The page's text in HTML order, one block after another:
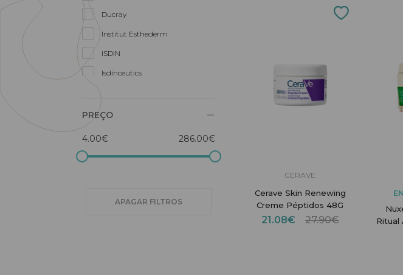
Ducray
Institut Esthederm
ISDIN
Isdinceutics
Lierac
PREÇO
4.00€ 286.00€
APAGAR FILTROS
CERAVE
Cerave Skin Renewing
Creme Péptidos 48G
21.08€ 27.90€
Ritual
|